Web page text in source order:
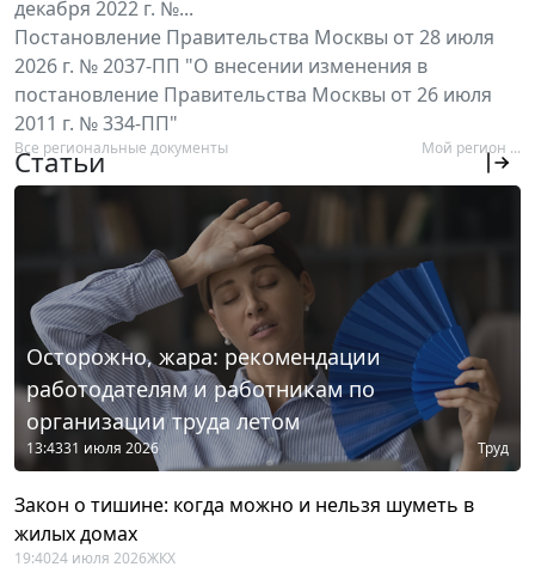
декабря 2022 г. №...
Постановление Правительства Москвы от 28 июля
2026 г. № 2037-ПП "О внесении изменения в
постановление Правительства Москвы от 26 июля
2011 г. № 334-ПП"
Все региональные документы Мой регион ...
Статьи
Осторожно, жара: рекомендации
работодателям и работникам по
организации труда летом
13:4331 июля 2026 Труд
Закон о тишине: когда можно и нельзя шуметь в
жилых домах
19:4024 июля 2026ЖКХ